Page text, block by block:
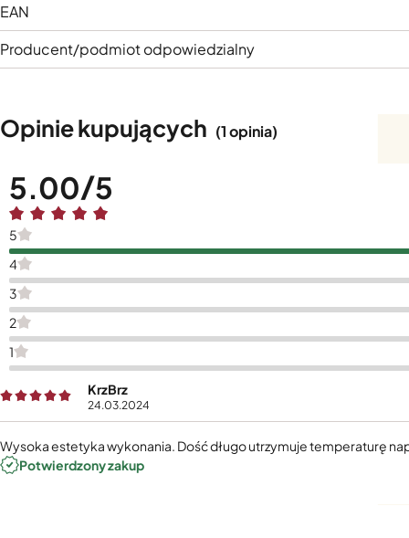
EAN
Producent/podmiot odpowiedzialny
Opinie kupujących (1 opinia)
5.00
5
4
3
2
1
KrzBrz
24.03.2024
Wysoka estetyka wykonania. Dość długo utrzymuje temperaturę
Potwierdzony zakup